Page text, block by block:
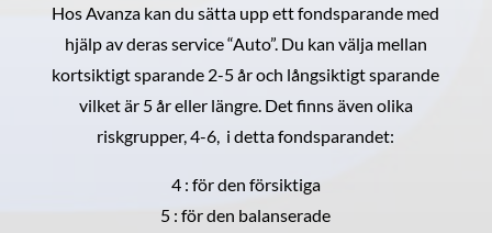
Hos Avanza kan du sätta upp ett fondsparande med
hjälp av deras service “Auto”. Du kan välja mellan
kortsiktigt sparande 2-5 år och långsiktigt sparande
vilket är 5 år eller längre. Det finns även olika
riskgrupper, 4-6, i detta fondsparandet:
4 : för den försiktiga
5 : för den balanserade